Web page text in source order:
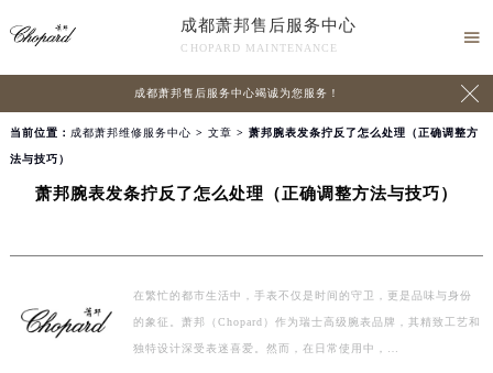
成都萧邦售后服务中心
CHOPARD MAINTENANCE

成都萧邦售后服务中心竭诚为您服务！ 
当前位置： 成都萧邦维修服务中心 > 文章 > 萧邦腕表发条拧反了怎么处理（正确调整方
法与技巧）
萧邦腕表发条拧反了怎么处理（正确调整方法与技巧）
在繁忙的都市生活中，手表不仅是时间的守卫，更是品味与身份
的象征。萧邦（Chopard）作为瑞士高级腕表品牌，其精致工艺和
独特设计深受表迷喜爱。然而，在日常使用中，…